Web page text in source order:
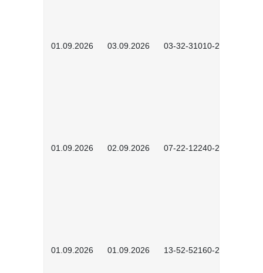
01.09.2026 03.09.2026 03-32-31010-2603
01.09.2026 02.09.2026 07-22-12240-2601
01.09.2026 01.09.2026 13-52-52160-2601